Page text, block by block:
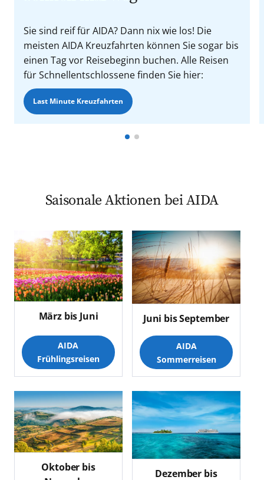
Sie sind reif für AIDA? Dann nix wie los! Die
meisten AIDA Kreuzfahrten können Sie sogar bis
einen Tag vor Reisebeginn buchen. Alle Reisen
für Schnellentschlossene finden Sie hier:
Last Minute Kreuzfahrten
Saisonale Aktionen bei AIDA
März bis Juni
AIDA
Frühlingsreisen
Juni bis September
AIDA
Sommerreisen
Oktober bis
Dezember bis